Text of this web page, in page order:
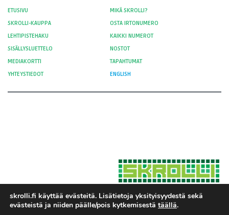
ETUSIVU
MIKÄ SKROLLI?
SKROLLI-KAUPPA
OSTA IRTONUMERO
LEHTIPISTEHAKU
KAIKKI NUMEROT
SISÄLLYSLUETTELO
NOSTOT
MEDIAKORTTI
TAPAHTUMAT
YHTEYSTIEDOT
ENGLISH
Hosted by Moment Digital
skrolli.fi käyttää evästeitä. Lisätietoja yksityisyydestä sekä
evästeistä ja niiden päälle/pois kytkemisestä täällä.